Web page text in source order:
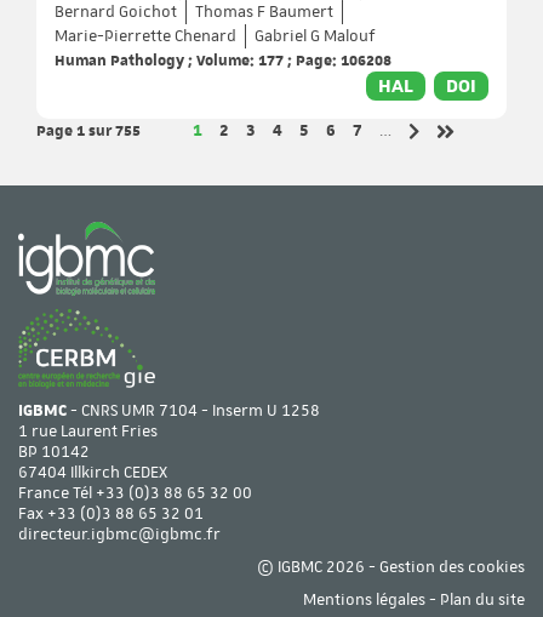
Bernard Goichot
Thomas F Baumert
Marie-Pierrette Chenard
Gabriel G Malouf
Human Pathology ; Volume: 177 ; Page: 106208
HAL DOI
Page 1sur 755 Page
1 Page
2 Page
3 Page
4 Page
5 Page
6 Page
7
…
IGBMC- CNRS UMR 7104 - Inserm U 1258
1 rue Laurent Fries
BP 10142
67404 Illkirch CEDEX
France Tél +33 (0)3 88 65 32 00
Fax +33 (0)3 88 65 32 01
directeur.igbmc@igbmc.fr
© IGBMC 2026 - Gestion des cookies
Mentions légales- Plan du site